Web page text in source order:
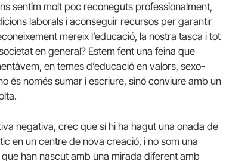
sentim molt poc reconeguts professionalment,
laborals i aconseguir recursos per garantir
mereix l’educació, la nostra tasca i tot
en general? Estem fent una feina que
en temes d’educació en valors, sexo-
és només sumar i escriure, sinó conviure amb un
negativa, crec que sí hi ha hagut una onada de
en un centre de nova creació, i no som una
han nascut amb una mirada diferent amb